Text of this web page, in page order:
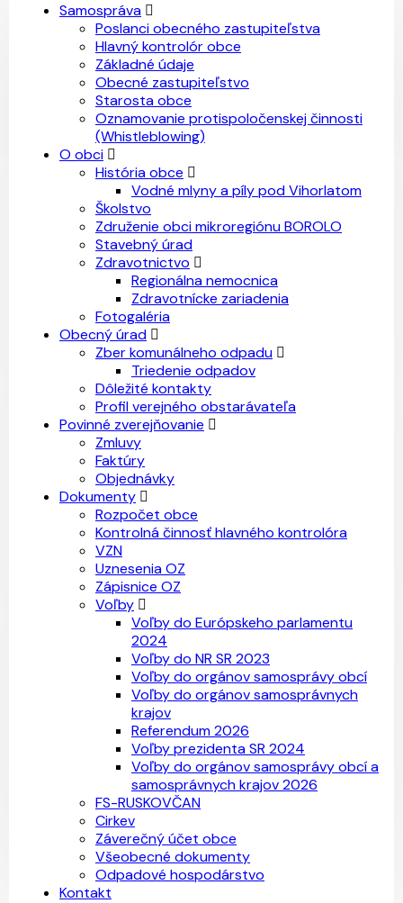
Samospráva
Poslanci obecného zastupiteľstva
Hlavný kontrolór obce
Základné údaje
Obecné zastupiteľstvo
Starosta obce
Oznamovanie protispoločenskej činnosti
(Whistleblowing)
O obci
História obce
Vodné mlyny a píly pod Vihorlatom
Školstvo
Združenie obci mikroregiónu BOROLO
Stavebný úrad
Zdravotnictvo
Regionálna nemocnica
Zdravotnícke zariadenia
Fotogaléria
Obecný úrad
Zber komunálneho odpadu
Triedenie odpadov
Dôležité kontakty
Profil verejného obstarávateľa
Povinné zverejňovanie
Zmluvy
Faktúry
Objednávky
Dokumenty
Rozpočet obce
Kontrolná činnosť hlavného kontrolóra
VZN
Uznesenia OZ
Zápisnice OZ
Voľby
Voľby do Európskeho parlamentu
2024
Voľby do NR SR 2023
Voľby do orgánov samosprávy obcí
Voľby do orgánov samosprávnych
krajov
Referendum 2026
Voľby prezidenta SR 2024
Voľby do orgánov samosprávy obcí a
samosprávnych krajov 2026
FS-RUSKOVČAN
Cirkev
Záverečný účet obce
Všeobecné dokumenty
Odpadové hospodárstvo
Kontakt